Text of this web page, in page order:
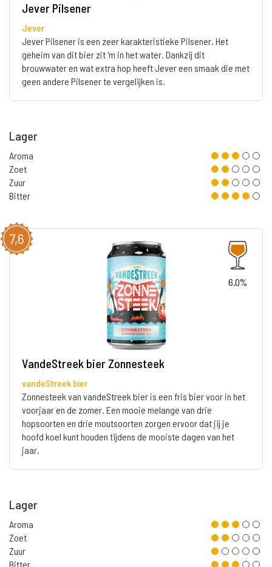
Jever Pilsener
Jever
Jever Pilsener is een zeer karakteristieke Pilsener. Het
geheim van dit bier zit 'm in het water. Dankzij dit
brouwwater en wat extra hop heeft Jever een smaak die met
geen andere Pilsener te vergelijken is.
Lager
Aroma
Zoet
Zuur
Bitter
7,6
6.0%
VandeStreek bier Zonnesteek
vandeStreek bier
Zonnesteek van vandeStreek bier is een fris bier voor in het
voorjaar en de zomer. Een mooie melange van drie
hopsoorten en drie moutsoorten zorgen ervoor dat jij je
hoofd koel kunt houden tijdens de mooiste dagen van het
jaar.
Lager
Aroma
Zoet
Zuur
Bitter